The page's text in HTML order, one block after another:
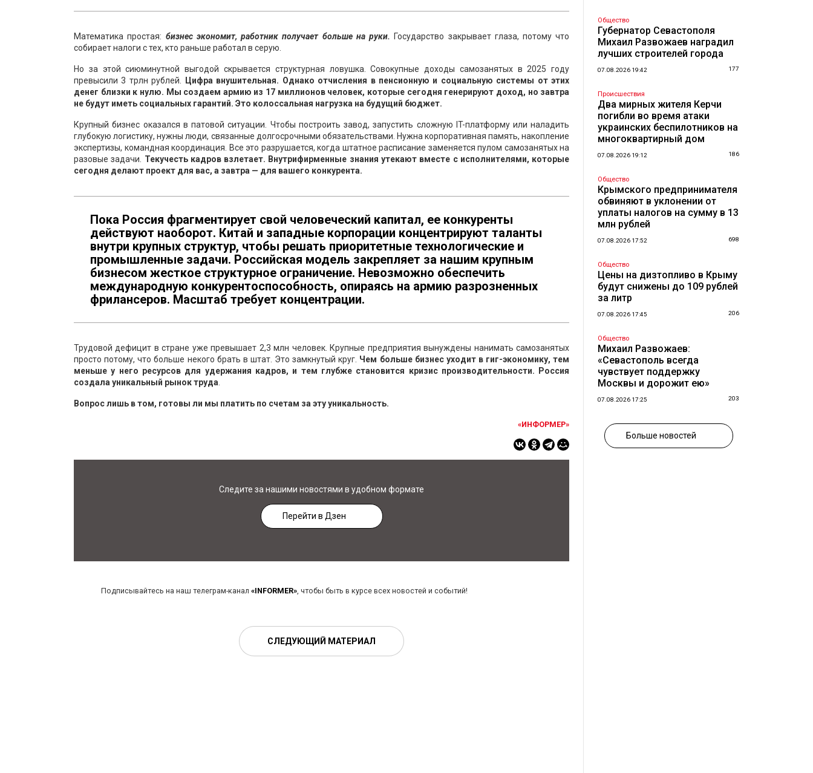
Математика простая: бизнес экономит, работник получает больше на руки. Государство закрывает глаза, потому что
собирает налоги с тех, кто раньше работал в серую.
Но за этой сиюминутной выгодой скрывается структурная ловушка. Совокупные доходы самозанятых в 2025 году
превысили 3 трлн рублей.
Цифра внушительная. Однако отчисления в пенсионную и социальную системы от этих
денег близки к нулю. Мы создаем армию из 17 миллионов человек, которые сегодня генерируют доход, но завтра
не будут иметь социальных гарантий. Это колоссальная нагрузка на будущий бюджет.
Крупный бизнес оказался в патовой ситуации. Чтобы построить завод, запустить сложную IT-платформу или наладить
глубокую логистику, нужны люди, связанные долгосрочными обязательствами. Нужна корпоративная память, накопление
экспертизы, командная координация. Все это разрушается, когда штатное расписание заменяется пулом самозанятых на
разовые задачи. Текучесть кадров взлетает. Внутрифирменные знания утекают вместе с исполнителями, которые
сегодня делают проект для вас, а завтра — для вашего конкурента.
Пока Россия фрагментирует свой человеческий капитал, ее конкуренты
действуют наоборот. Китай и западные корпорации концентрируют таланты
внутри крупных структур, чтобы решать приоритетные технологические и
промышленные задачи. Российская модель закрепляет за нашим крупным
бизнесом жесткое структурное ограничение. Невозможно обеспечить
международную конкурентоспособность, опираясь на армию разрозненных
фрилансеров. Масштаб требует концентрации.
Трудовой дефицит в стране уже превышает 2,3 млн человек. Крупные предприятия вынуждены нанимать самозанятых
просто потому, что больше некого брать в штат. Это замкнутый круг. Чем больше бизнес уходит в гиг-экономику, тем
меньше у него ресурсов для удержания кадров, и тем глубже становится кризис производительности. Россия
создала уникальный рынок труда
Вопрос лишь в том, готовы ли мы платить по счетам за эту уникальность.
«ИНФОРМЕР»
Следите за нашими новостями в удобном формате
Перейти в Дзен
Подписывайтесь на наш телеграм-канал «INFORMER», чтобы быть в курсе всех новостей и событий!
СЛЕДУЮЩИЙ МАТЕРИАЛ
Общество
Губернатор Севастополя
Михаил Развожаев наградил
лучших строителей города
07.08.2026 19:42 177
Происшествия
Два мирных жителя Керчи
погибли во время атаки
украинских беспилотников на
многоквартирный дом
07.08.2026 19:12 186
Общество
Крымского предпринимателя
обвиняют в уклонении от
уплаты налогов на сумму в 13
млн рублей
07.08.2026 17:52 698
Общество
Цены на дизтопливо в Крыму
будут снижены до 109 рублей
за литр
07.08.2026 17:45 206
Общество
Михаил Развожаев:
«Севастополь всегда
чувствует поддержку
Москвы и дорожит ею»
07.08.2026 17:25 203
Больше новостей